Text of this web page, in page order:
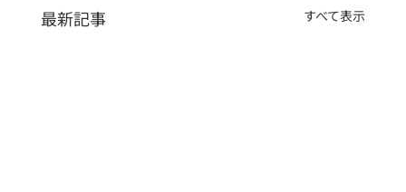
最新記事 すべて表示